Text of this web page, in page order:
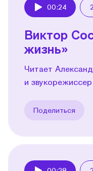
00:24
Виктор
жизнь»
Читает
и
Поделиться